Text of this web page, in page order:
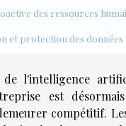
des ressources
et protection des données
de l'intelligence
est
compétitif.